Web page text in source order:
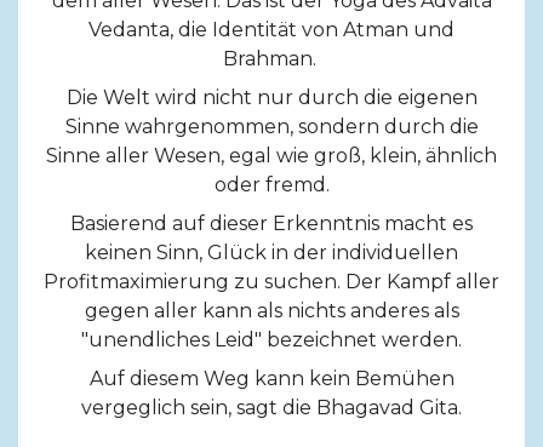
Vedanta, die Identität von Atman und
Brahman.
Die Welt wird nicht nur durch die eigenen
Sinne wahrgenommen, sondern durch die
Sinne aller Wesen, egal wie groß, klein, ähnlich
oder fremd.
Basierend auf dieser Erkenntnis macht es
keinen Sinn, Glück in der individuellen
Profitmaximierung zu suchen. Der Kampf aller
gegen aller kann als nichts anderes als
"unendliches Leid" bezeichnet werden.
Auf diesem Weg kann kein Bemühen
vergeglich sein, sagt die Bhagavad Gita.